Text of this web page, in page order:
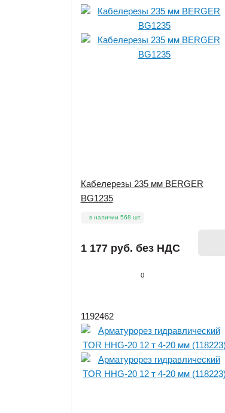
0
Кабелерезы 235 мм BERGER
BG1235
в наличии 568 шт.
1 177 руб. без НДС
1192462